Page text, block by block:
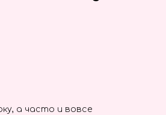
а часто и вовсе